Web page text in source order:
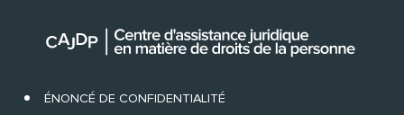
ÉNONCÉ DE CONFIDENTIALITÉ